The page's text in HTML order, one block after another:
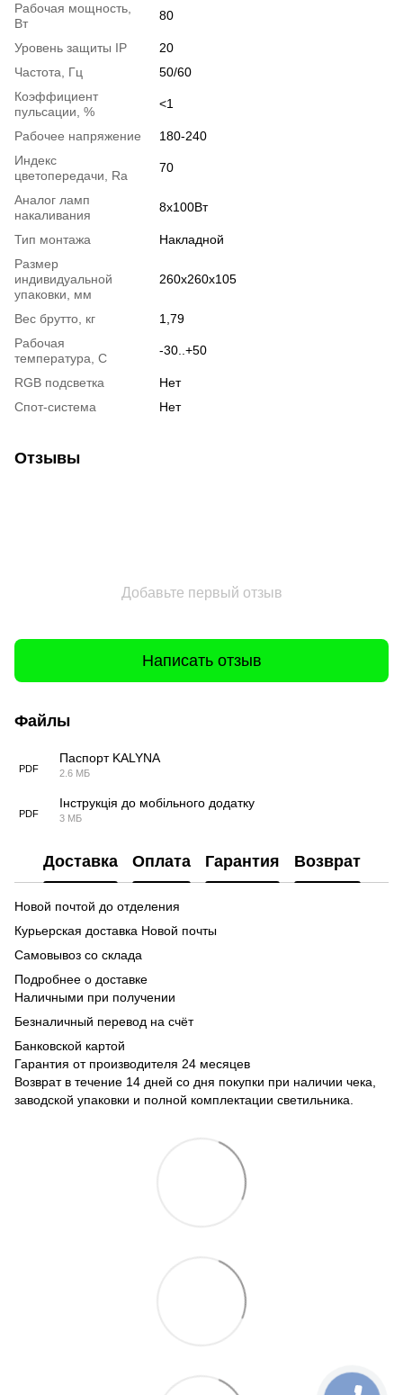
Рабочая мощность,
Вт
80
Уровень защиты IP
20
Частота, Гц
50/60
Коэффициент
пульсации, %
<1
Рабочее напряжение
180-240
Индекс
цветопередачи, Ra
70
Аналог ламп
накаливания
8х100Вт
Тип монтажа
Накладной
Размер
индивидуальной
упаковки, мм
260x260x105
Вес брутто, кг
1,79
Рабочая
температура, С
-30..+50
RGB подсветка
Нет
Спот-система
Нет
Отзывы
Добавьте первый отзыв
Написать отзыв
Файлы
PDF
Паспорт KALYNA
2.6 МБ
PDF
Інструкція до мобільного додатку
3 МБ
Доставка Оплата Гарантия Возврат
Новой почтой до отделения
Курьерская доставка Новой почты
Самовывоз со склада
Подробнее о доставке
Наличными при получении
Безналичный перевод на счёт
Банковской картой
Гарантия от производителя 24 месяцев
Возврат в течение 14 дней со дня покупки при наличии чека,
заводской упаковки и полной комплектации светильника.